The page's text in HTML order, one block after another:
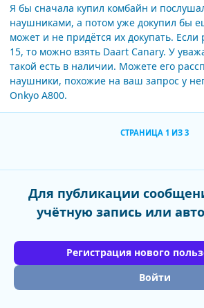
Я бы сначала купил комбайн и
наушниками, а потом уже докупил бы
может и не придётся их докупать. Если
15, то можно взять Daart Canary. У
такой есть в наличии. Можете его
наушники, похожие на ваш запрос у
Onkyo A800.
СТРАНИЦА 1 ИЗ 3
Для публикации
учётную запись или
Регистрация нового
Войти